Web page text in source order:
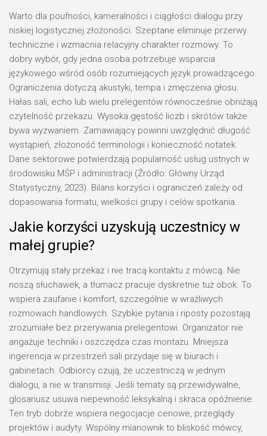
Warto dla poufności, kameralności i ciągłości dialogu przy
niskiej logistycznej złożoności. Szeptane eliminuje przerwy
techniczne i wzmacnia relacyjny charakter rozmowy. To
dobry wybór, gdy jedna osoba potrzebuje wsparcia
językowego wśród osób rozumiejących język prowadzącego.
Ograniczenia dotyczą akustyki, tempa i zmęczenia głosu.
Hałas sali, echo lub wielu prelegentów równocześnie obniżają
czytelność przekazu. Wysoka gęstość liczb i skrótów także
bywa wyzwaniem. Zamawiający powinni uwzględnić długość
wystąpień, złożoność terminologii i konieczność notatek.
Dane sektorowe potwierdzają popularność usług ustnych w
środowisku MŚP i administracji (Źródło: Główny Urząd
Statystyczny, 2023). Bilans korzyści i ograniczeń zależy od
dopasowania formatu, wielkości grupy i celów spotkania.
Jakie korzyści uzyskują uczestnicy w
małej grupie?
Otrzymują stały przekaz i nie tracą kontaktu z mówcą. Nie
noszą słuchawek, a tłumacz pracuje dyskretnie tuż obok. To
wspiera zaufanie i komfort, szczególnie w wrażliwych
rozmowach handlowych. Szybkie pytania i riposty pozostają
zrozumiałe bez przerywania prelegentowi. Organizator nie
angażuje techniki i oszczędza czas montażu. Mniejsza
ingerencja w przestrzeń sali przydaje się w biurach i
gabinetach. Odbiorcy czują, że uczestniczą w jednym
dialogu, a nie w transmisji. Jeśli tematy są przewidywalne,
glosariusz usuwa niepewność leksykalną i skraca opóźnienie.
Ten tryb dobrze wspiera negocjacje cenowe, przeglądy
projektów i audyty. Wspólny mianownik to bliskość mówcy,